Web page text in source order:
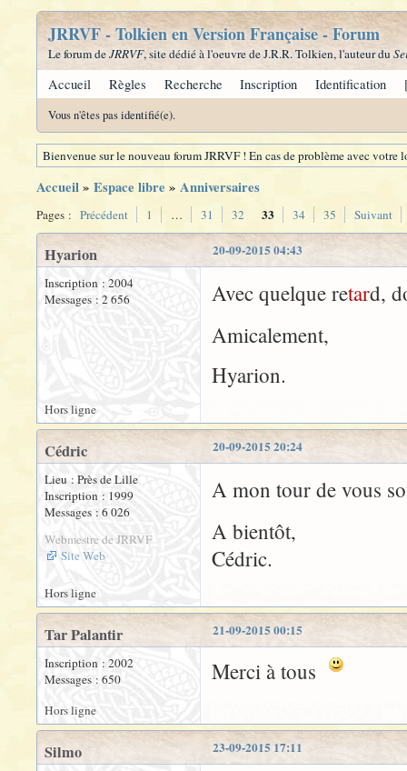
JRRVF - Tolkien en Version Française - Forum
Le forum deJRRVF, site dédié à l'oeuvre de J.R.R. Tolkien, l'auteur du
Accueil Règles Recherche Inscription Identification
Vous n'êtes pas identifié(e).
Bienvenue sur le nouveau forum JRRVF ! En cas de problème avec
Accueil» Espace libre » Anniversaires
Pages : Précédent 1 … 31 32 33 34 35 Suivant
20-09-2015 04:43
Hyarion
Inscription : 2004
Messages : 2 656
Avec quelque retard,
Amicalement,
Hyarion.
Hors ligne
20-09-2015 20:24
Cédric
Lieu : Près de Lille
Inscription : 1999
Messages : 6 026
Webmestre de JRRVF
Site Web
A mon tour de vous
A bientôt,
Cédric.
Hors ligne
21-09-2015 00:15
Tar Palantir
Inscription : 2002
Messages : 650
Merci à tous
Hors ligne
23-09-2015 17:11
Silmo